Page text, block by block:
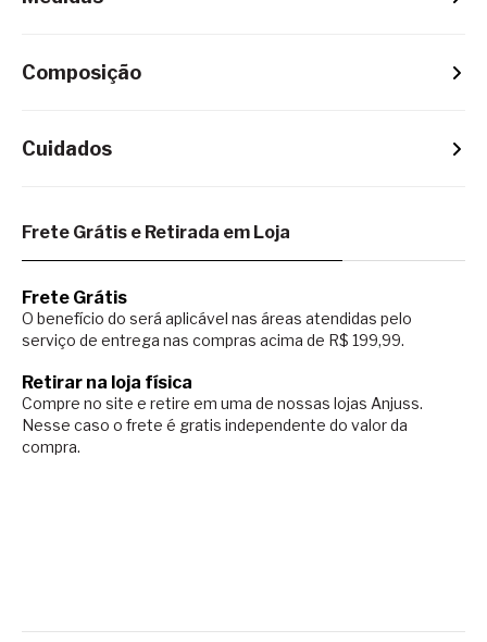
Composição
Cuidados
Frete Grátis e Retirada em Loja
Frete Grátis
O benefício do será aplicável nas áreas atendidas pelo
serviço de entrega nas compras acima de R$ 199,99.
Retirar na loja física
Compre no site e retire em uma de nossas lojas Anjuss.
Nesse caso o frete é gratis independente do valor da
compra.